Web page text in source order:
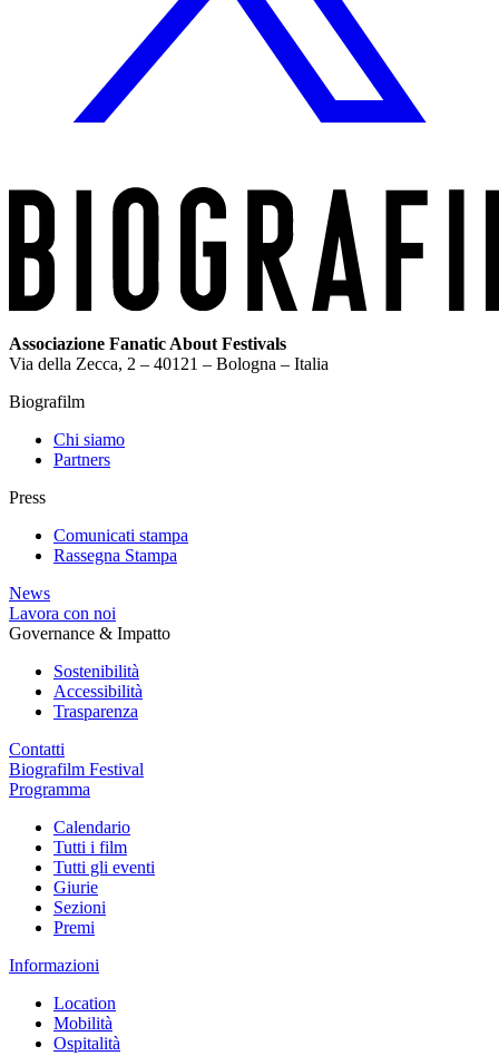
Associazione Fanatic About Festivals
Via della Zecca, 2 – 40121 – Bologna – Italia
Biografilm
Chi siamo
Partners
Press
Comunicati stampa
Rassegna Stampa
News
Lavora con noi
Governance & Impatto
Sostenibilità
Accessibilità
Trasparenza
Contatti
Biografilm Festival
Programma
Calendario
Tutti i film
Tutti gli eventi
Giurie
Sezioni
Premi
Informazioni
Location
Mobilità
Ospitalità